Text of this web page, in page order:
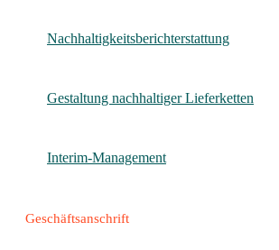
Nachhaltigkeitsberichterstattung
Gestaltung nachhaltiger Lieferketten
Interim-Management
Geschäftsanschrift